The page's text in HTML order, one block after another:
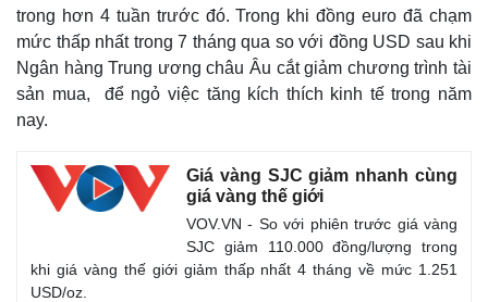
trong hơn 4 tuần trước đó. Trong khi đồng euro đã chạm
mức thấp nhất trong 7 tháng qua so với đồng USD sau khi
Ngân hàng Trung ương châu Âu cắt giảm chương trình tài
sản mua, để ngỏ việc tăng kích thích kinh tế trong năm
nay.
Giá vàng SJC giảm nhanh cùng
giá vàng thế giới
VOV.VN - So với phiên trước giá vàng
SJC giảm 110.000 đồng/lượng trong
khi giá vàng thế giới giảm thấp nhất 4 tháng về mức 1.251
USD/oz.